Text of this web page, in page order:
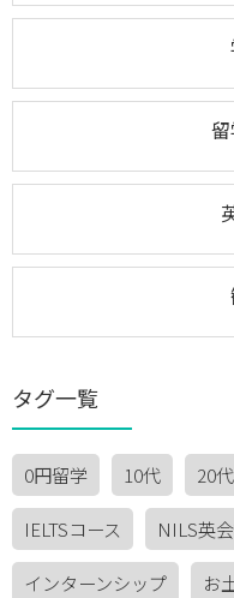
タグ一覧
0円留学 10代 20代
IELTSコース NILS英
インターンシップ お